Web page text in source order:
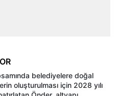
belediyelere doğal
oluşturulması için 2028 yılı